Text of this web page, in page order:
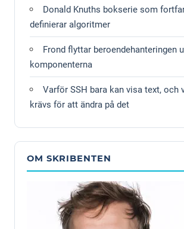
Donald Knuths bokserie som
definierar algoritmer
Frond flyttar beroendehanteringen
komponenterna
Varför SSH bara kan visa text, och
krävs för att ändra på det
OM SKRIBENTEN